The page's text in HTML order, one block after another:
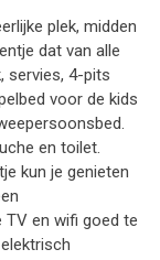
plek, midden
dat van alle
servies, 4-pits
voor de kids
en toilet.
kun je genieten
TV en wifi goed te